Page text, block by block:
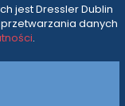
jest Dressler Dublin
danych
.